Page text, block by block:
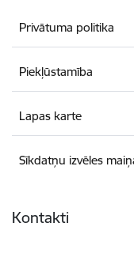
Privātuma politika
Piekļūstamība
Lapas karte
Sīkdatņu izvēles
Kontakti